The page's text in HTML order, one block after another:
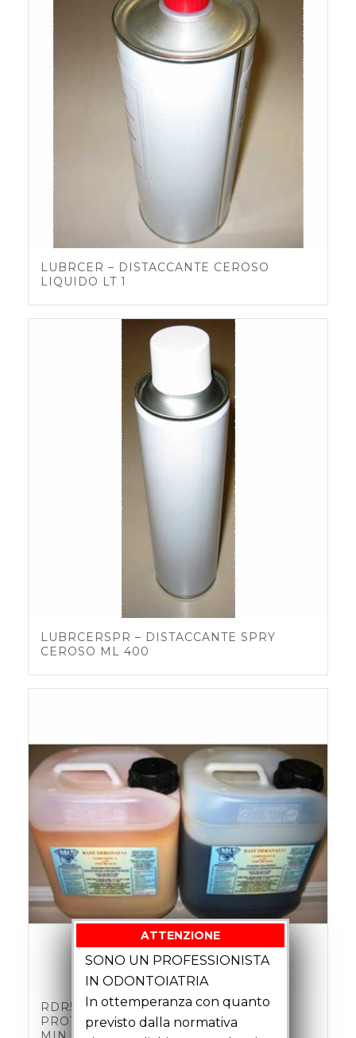
LUBRCER – DISTACCANTE CEROSO
LIQUIDO LT 1
LUBRCERSPR – DISTACCANTE SPRY
CEROSO ML 400
RDR541/3BE – RESINA PER
PROTOTIPI BIC. BEIGE POT-LIFE 3
ATTENZIONE
SONO UN PROFESSIONISTA
IN ODONTOIATRIA
In ottemperanza con quanto
previsto dalla normativa